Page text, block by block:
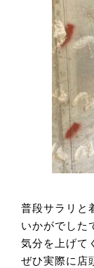
普段サラリと
いかがでした
気分を上げて
ぜひ実際に店